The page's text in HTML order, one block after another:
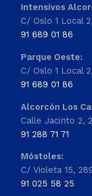
Intensivos
C/ Oslo 1 Local
91 689 01 86
Parque Oeste:
C/ Oslo 1 Local
91 689 01 86
Alcorcón Los
Calle Jacinto 2,
91 288 71 71
Móstoles:
C/ Violeta 15,
91 025 58 25